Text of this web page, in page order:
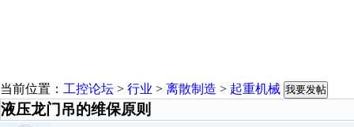
当前位置： 工控论坛 > 行业 > 离散制造 > 起重机械 我要发帖
液压龙门吊的维保原则